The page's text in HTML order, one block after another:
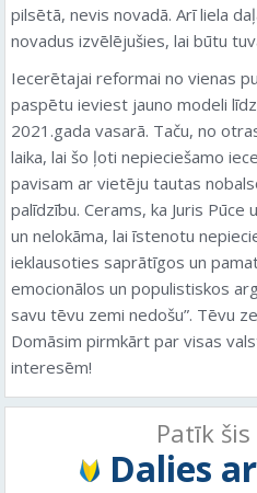
pilsētā, nevis novadā. Arī liela
novadus izvēlējušies, lai būtu
Iecerētajai reformai no vienas
paspētu ieviest jauno modeli
2021.gada vasarā. Taču, no
laika, lai šo ļoti nepieciešamo
pavisam ar vietēju tautas
palīdzību. Cerams, ka Juris
un nelokāma, lai īstenotu
ieklausoties saprātīgos un
emocionālos un populistiskos
savu tēvu zemi nedošu”. Tēvu
Domāsim pirmkārt par visas
interesēm!
Patīk
Dalies